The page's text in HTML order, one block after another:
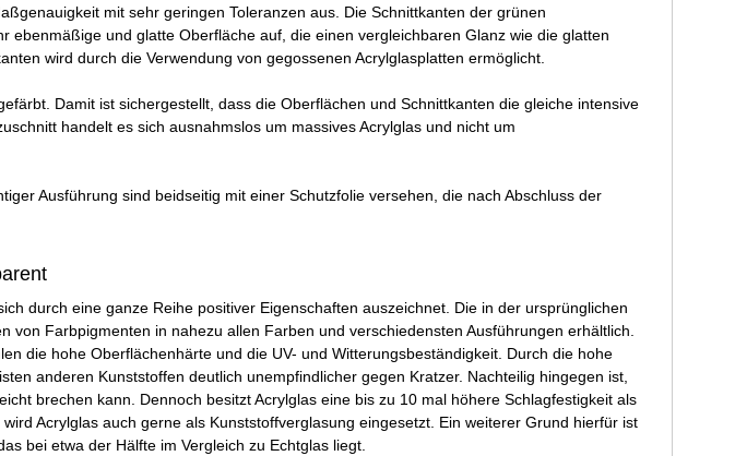
mit sehr geringen Toleranzen aus. Die Schnittkanten der grünen
ebenmäßige und glatte Oberfläche auf, die einen vergleichbaren Glanz wie die glatten
wird durch die Verwendung von gegossenen Acrylglasplatten ermöglicht.
Damit ist sichergestellt, dass die Oberflächen und Schnittkanten die gleiche intensive
handelt es sich ausnahmslos um massives Acrylglas und nicht um
Ausführung sind beidseitig mit einer Schutzfolie versehen, die nach Abschluss der
durch eine ganze Reihe positiver Eigenschaften auszeichnet. Die in der ursprünglichen
von Farbpigmenten in nahezu allen Farben und verschiedensten Ausführungen erhältlich.
die hohe Oberflächenhärte und die UV- und Witterungsbeständigkeit. Durch die hohe
anderen Kunststoffen deutlich unempfindlicher gegen Kratzer. Nachteilig hingegen ist,
brechen kann. Dennoch besitzt Acrylglas eine bis zu 10 mal höhere Schlagfestigkeit als
Acrylglas auch gerne als Kunststoffverglasung eingesetzt. Ein weiterer Grund hierfür ist
bei etwa der Hälfte im Vergleich zu Echtglas liegt.